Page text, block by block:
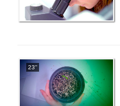
23''